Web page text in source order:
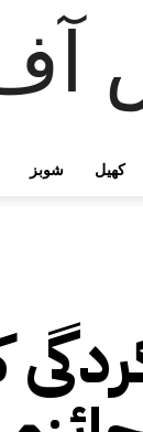
شوبز کھیل